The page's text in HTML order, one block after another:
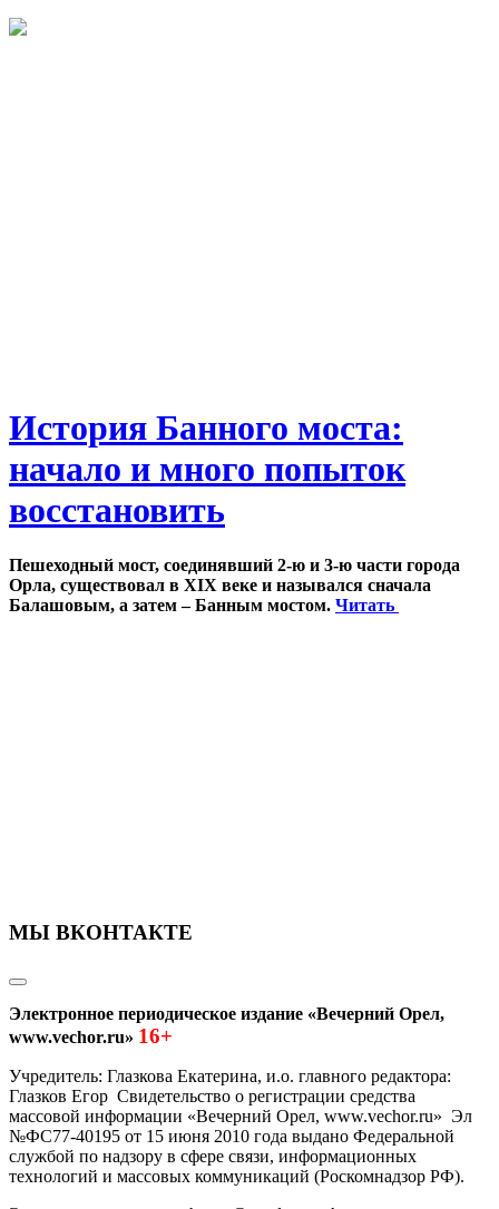
История Банного моста:
начало и много попыток
восстановить
Пешеходный мост, соединявший 2-ю и 3-ю части города
Орла, существовал в XIX веке и назывался сначала
Балашовым, а затем – Банным мостом. Читать
МЫ ВКОНТАКТЕ
Электронное периодическое издание «Вечерний Орел,
www.vechor.ru» 16+
Учредитель: Глазкова Екатерина, и.о. главного редактора:
Глазков Егор Свидетельство о регистрации средства
массовой информации «Вечерний Орел, www.vechor.ru» Эл
№ФС77-40195 от 15 июня 2010 года выдано Федеральной
службой по надзору в сфере связи, информационных
технологий и массовых коммуникаций (Роскомнадзор РФ).